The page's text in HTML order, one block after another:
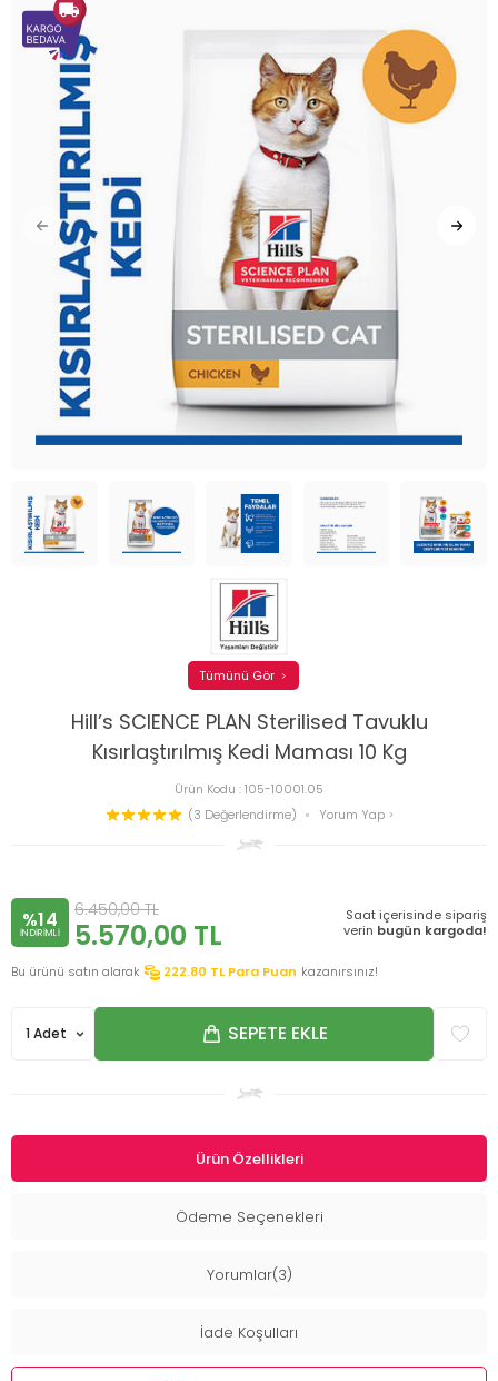
Hill’s SCIENCE PLAN Sterilised Tavuklu
Kısırlaştırılmış Kedi Maması 10 Kg
Ürün Kodu :105-10001.05
(3 Değerlendirme)
Yorum Yap
Tümünü Gör
%14
INDIRIMLI
6.450,00TL
5.570,00 TL
Saat içerisinde sipariş
verin bugün kargoda!
Bu ürünü satın alarak 222.80 TL Para Puan kazanırsınız!
SEPETE EKLE
Ürün Özellikleri
Ödeme Seçenekleri
Yorumlar(3)
İade Koşulları